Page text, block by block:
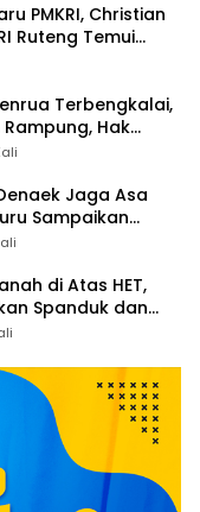
PMKRI, Christian
Ruteng Temui
Masa
Rampung, Hak
Dibayar
Jaga Asa
Sampaikan
di Atas HET,
Spanduk dan